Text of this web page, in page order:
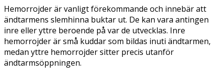
Hemorrojder är vanligt förekommande och innebär att
ändtarmens slemhinna buktar ut. De kan vara antingen
inre eller yttre beroende på var de utvecklas. Inre
hemorrojder är små kuddar som bildas inuti ändtarmen,
medan yttre hemorrojder sitter precis utanför
ändtarmsöppningen.